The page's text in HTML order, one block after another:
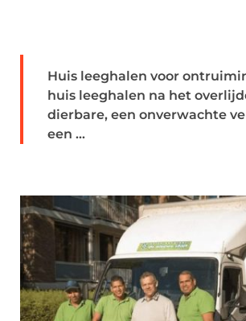
Huis leeghalen voor
huis leeghalen na het
dierbare, een onverwachte
een ...